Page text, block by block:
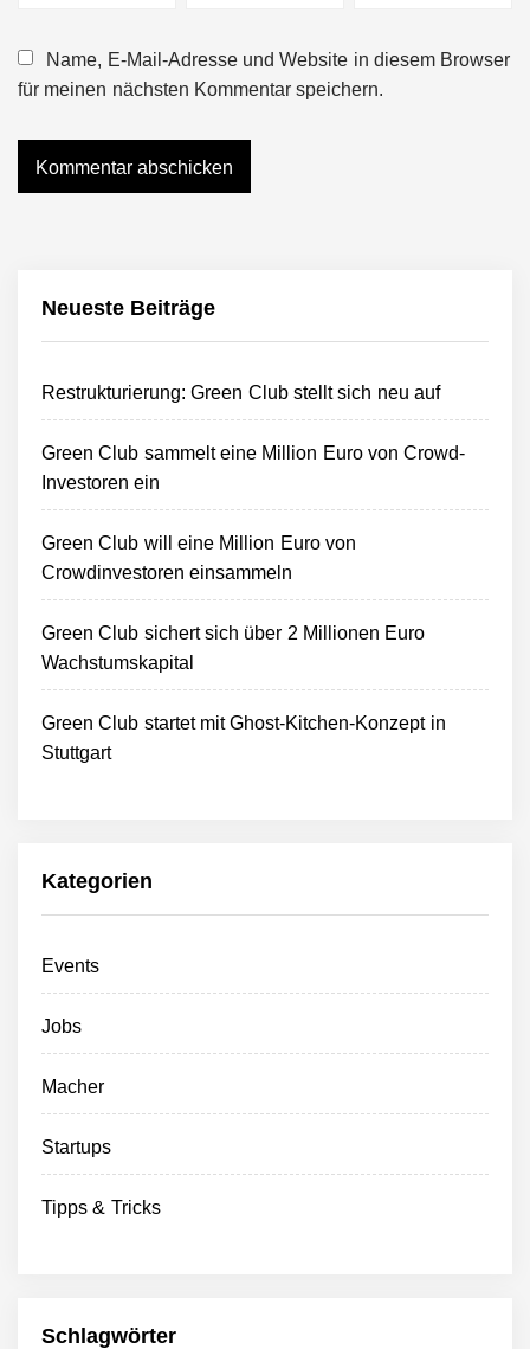
Name, E-Mail-Adresse und Website in diesem Browser
für meinen nächsten Kommentar speichern.
Neueste Beiträge
Restrukturierung: Green Club stellt sich neu auf
Green Club sammelt eine Million Euro von Crowd-
Investoren ein
Green Club will eine Million Euro von
Crowdinvestoren einsammeln
Green Club sichert sich über 2 Millionen Euro
Wachstumskapital
Green Club startet mit Ghost-Kitchen-Konzept in
Stuttgart
Kategorien
Events
Jobs
Macher
Startups
Tipps & Tricks
Schlagwörter